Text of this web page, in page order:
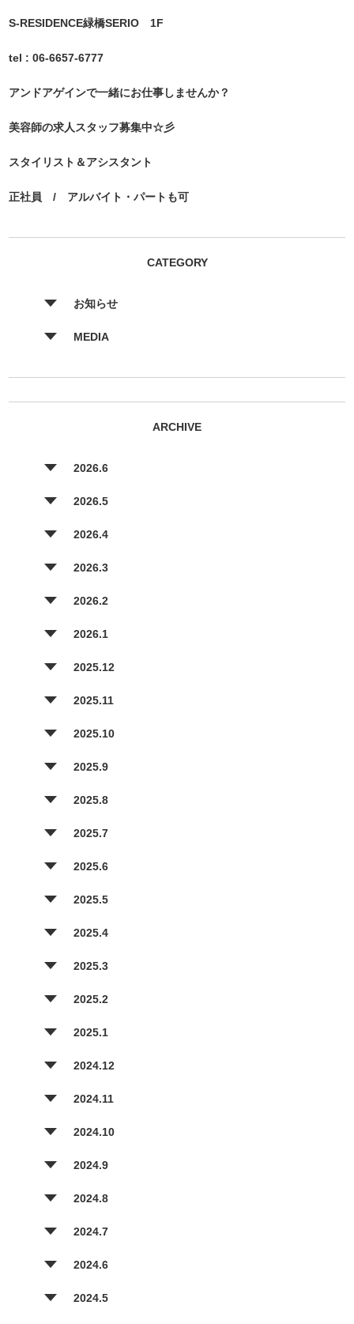
S-RESIDENCE緑橋SERIO 1F
tel : 06-6657-6777
アンドアゲインで一緒にお仕事しませんか？
美容師の求人スタッフ募集中☆彡
スタイリスト＆アシスタント
正社員 / アルバイト・パートも可
CATEGORY
お知らせ
MEDIA
ARCHIVE
2026.6
2026.5
2026.4
2026.3
2026.2
2026.1
2025.12
2025.11
2025.10
2025.9
2025.8
2025.7
2025.6
2025.5
2025.4
2025.3
2025.2
2025.1
2024.12
2024.11
2024.10
2024.9
2024.8
2024.7
2024.6
2024.5